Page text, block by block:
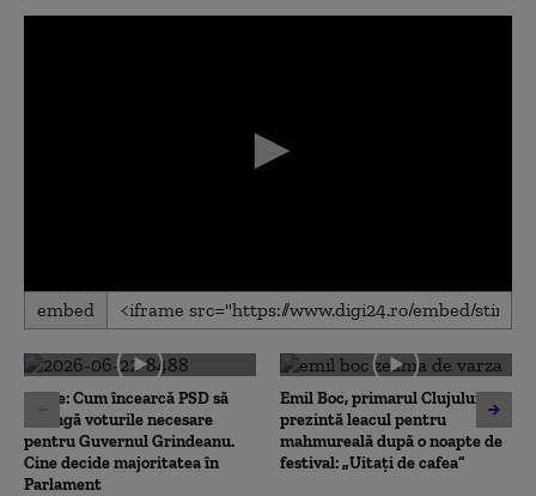
0
seconds
0
seconds
embed
Surse: Cum încearcă PSD să
strângă voturile necesare
pentru Guvernul Grindeanu.
Cine decide majoritatea în
Parlament
Emil Boc, primarul Clujului,
prezintă leacul pentru
mahmureală după o noapte de
festival: „Uitați de cafea”